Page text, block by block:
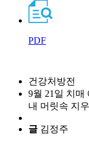
PDF
건강처방전
9월 21일 치매
내 머릿속 지
글 김정주